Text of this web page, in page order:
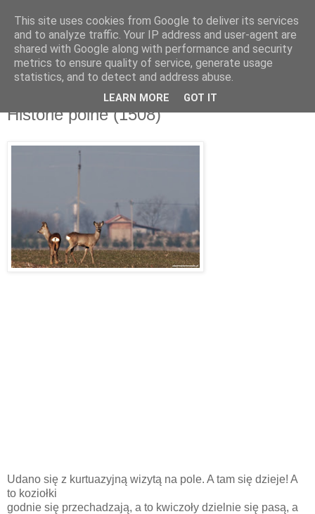
środa, 18 lutego 2015
Historie polne (1508)
Udano się z kurtuazyjną wizytą na pole. A tam się dzieje! A
to koziołki
godnie się przechadzają, a to kwiczoły dzielnie się pasą, a
This site uses cookies from Google to deliver its services
and to analyze traffic. Your IP address and user-agent are
shared with Google along with performance and security
metrics to ensure quality of service, generate usage
statistics, and to detect and address abuse.
LEARN MORE GOT IT